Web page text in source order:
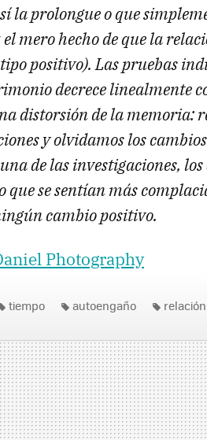
la prolongue o que
el mero hecho de que la
positivo). Las pruebas
decrece linealmente
distorsión de la memoria:
y olvidamos los
de las investigaciones,
que se sentían más
cambio positivo.
Photography
tiempo autoengaño relación